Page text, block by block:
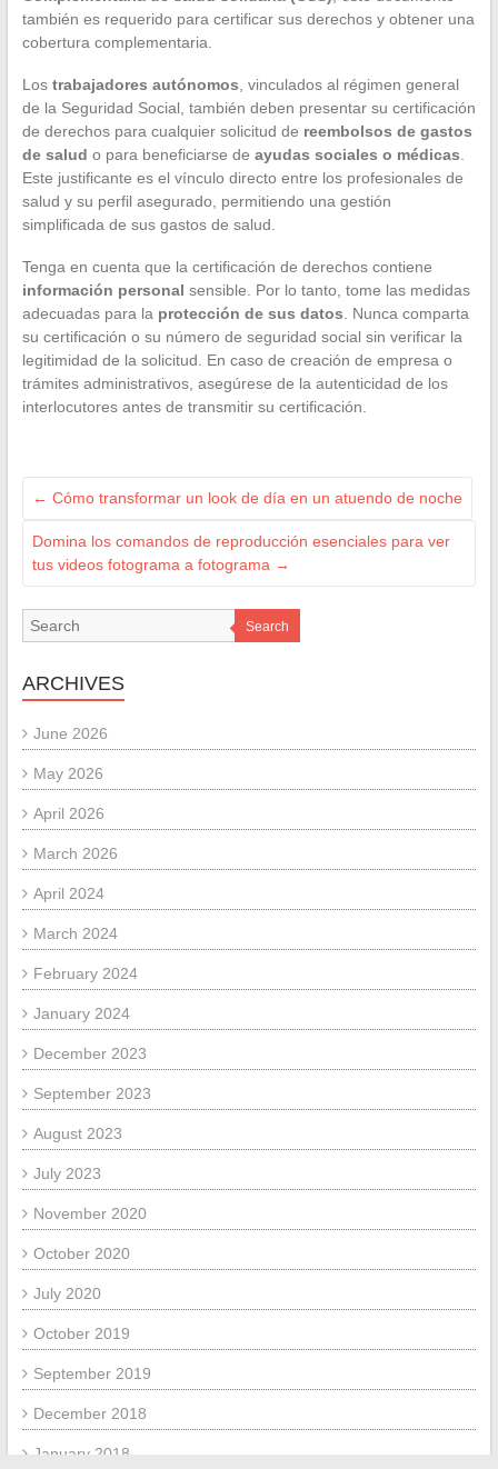
también es requerido para certificar sus derechos y obtener una
cobertura complementaria.
Los trabajadores autónomos , vinculados al régimen general
de la Seguridad Social, también deben presentar su certificación
de derechos para cualquier solicitud de reembolsos de gastos
de salud o para beneficiarse de ayudas sociales o médicas
Este justificante es el vínculo directo entre los profesionales de
salud y su perfil asegurado, permitiendo una gestión
simplificada de sus gastos de salud.
Tenga en cuenta que la certificación de derechos contiene
información personal sensible. Por lo tanto, tome las medidas
adecuadas para la protección de sus datos . Nunca comparta
su certificación o su número de seguridad social sin verificar la
legitimidad de la solicitud. En caso de creación de empresa o
trámites administrativos, asegúrese de la autenticidad de los
interlocutores antes de transmitir su certificación.
← Cómo transformar un look de día en un atuendo de noche
Domina los comandos de reproducción esenciales para ver
tus videos fotograma a fotograma →
Search
ARCHIVES
June 2026
May 2026
April 2026
March 2026
April 2024
March 2024
February 2024
January 2024
December 2023
September 2023
August 2023
July 2023
November 2020
October 2020
July 2020
October 2019
September 2019
December 2018
January 2018